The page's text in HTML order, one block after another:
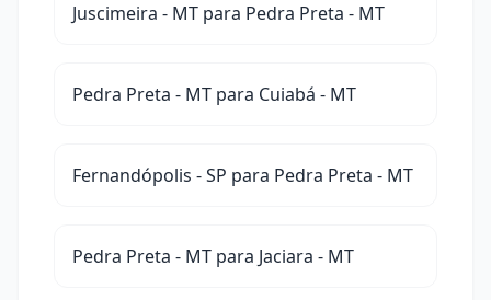
Juscimeira - MT para Pedra Preta - MT
Pedra Preta - MT para Cuiabá - MT
Fernandópolis - SP para Pedra Preta - MT
Pedra Preta - MT para Jaciara - MT